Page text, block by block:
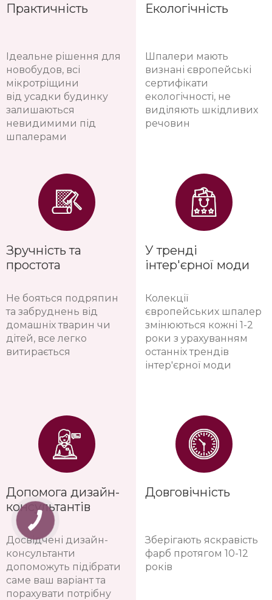
Практичність
Ідеальне рішення для
новобудов, всі
мікротріщини
від усадки будинку
залишаються
невидимими під
шпалерами
Зручність та
простота
Не бояться подряпин
та забруднень від
домашніх тварин чи
дітей, все легко
витирається
Допомога дизайн-
консультантів
Досвідчені дизайн-
консультанти
допоможуть підібрати
саме ваш варіант та
порахувати потрібну
Екологічність
Шпалери мають
визнані європейські
сертифікати
екологічності, не
виділяють шкідливих
речовин
У тренді
інтер'єрної моди
Колекції
європейських шпалер
змінюються кожні 1-2
роки з урахуванням
останніх трендів
інтер'єрної моди
Довговічність
Зберігають яскравість
фарб протягом 10-12
років